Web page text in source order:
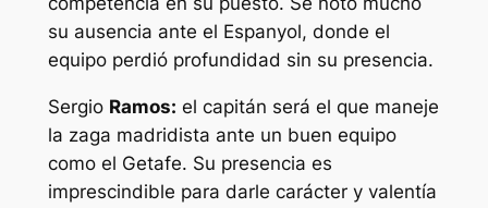
su ausencia ante el Espanyol, donde el
equipo perdió profundidad sin su presencia.
Sergio Ramos: el capitán será el que maneje
la zaga madridista ante un buen equipo
como el Getafe. Su presencia es
imprescindible para darle carácter y valentía